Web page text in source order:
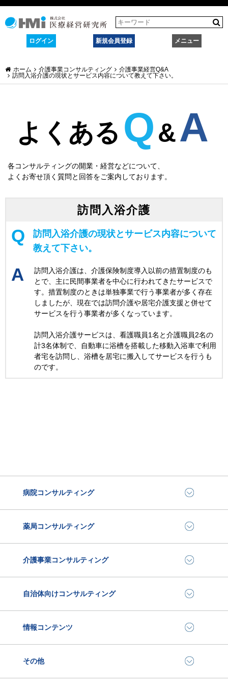
ログイン 新規会員登録 メニュー
ホーム 介護事業コンサルティング
介護事業経営Q&A
訪問入浴介護の現状とサービス内容について教えて下さい。
よくある Q&A
各コンサルティングの開業・経営などについて、
よくお寄せ頂く質問と回答をご案内しております。
訪問入浴介護
訪問入浴介護の現状とサービス内容について
教えて下さい。
訪問入浴介護は、介護保険制度導入以前の措置制度のも
とで、主に民間事業者を中心に行われてきたサービスで
す。措置制度のときは単独事業で行う事業者が多く存在
しましたが、現在では訪問介護や居宅介護支援と併せて
サービスを行う事業者が多くなっています。
訪問入浴介護サービスは、看護職員1名と介護職員2名の
計3名体制で、自動車に浴槽を搭載した移動入浴車で利用
者宅を訪問し、浴槽を居宅に搬入してサービスを行うも
のです。
病院コンサルティング
薬局コンサルティング
介護事業コンサルティング
自治体向けコンサルティング
情報コンテンツ
その他